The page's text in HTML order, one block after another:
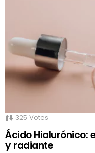
325 Votes
Ácido Hialurónico:
y radiante